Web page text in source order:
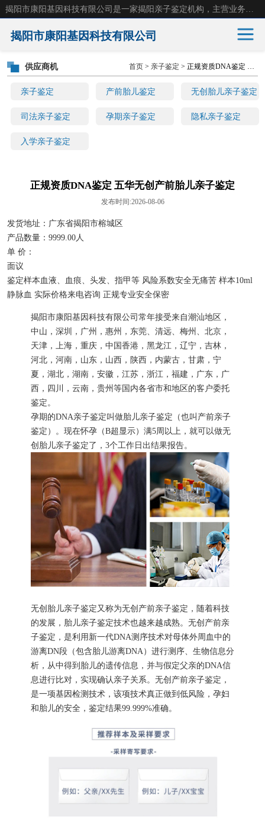
揭阳市康阳基因科技有限公司
亲子鉴定 产前胎儿鉴定 无创胎儿亲子鉴定
司法亲子鉴定 孕期亲子鉴定 隐私亲子鉴定
入学亲子鉴定
供应商机 首页 > 亲子鉴定 > 正规资质DNA鉴定 五华无创产前胎儿亲子鉴定
正规资质DNA鉴定 五华无创产前胎儿亲子鉴定
发布时间:2026-08-06
发货地址：广东省揭阳市榕城区
产品数量：9999.00人
单 价：
面议
鉴定样本血液、血痕、头发、指甲等 风险系数安全无痛苦 样本10ml
静脉血 实际价格来电咨询 正规专业安全保密
揭阳市康阳基因科技有限公司常年接受来自潮汕地区，
中山，深圳，广州，惠州，东莞、清远、梅州、北京，
天津，上海，重庆，中国香港，黑龙江，辽宁，吉林，
河北，河南，山东，山西，陕西，内蒙古，甘肃，宁
夏，湖北，湖南，安徽，江苏，浙江，福建，广东，广
西，四川，云南，贵州等国内各省市和地区的客户委托
鉴定。
孕期的DNA亲子鉴定叫做胎儿亲子鉴定（也叫产前亲子
鉴定）。现在怀孕（B超显示）满5周以上，就可以做无
创胎儿亲子鉴定了，3个工作日出结果报告。
无创胎儿亲子鉴定又称为无创产前亲子鉴定，随着科技
的发展，胎儿亲子鉴定技术也越来越成熟。无创产前亲
子鉴定，是利用新一代DNA测序技术对母体外周血中的
游离DN段（包含胎儿游离DNA）进行测序、生物信息分
析，从中得到胎儿的遗传信息，并与假定父亲的DNA信
息进行比对，实现确认亲子关系。无创产前亲子鉴定，
是一项基因检测技术，该项技术真正做到低风险，孕妇
和胎儿的安全，鉴定结果99.999%准确。
亲子鉴定 产前胎儿鉴定
无创胎儿亲子鉴定 司法亲子鉴定
孕期亲子鉴定